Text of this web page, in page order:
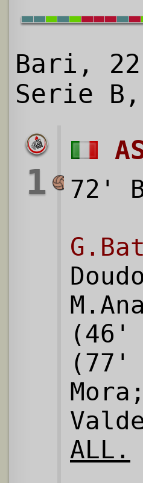
Bari,
Serie
1
72'
(46'
(77'
ALL.